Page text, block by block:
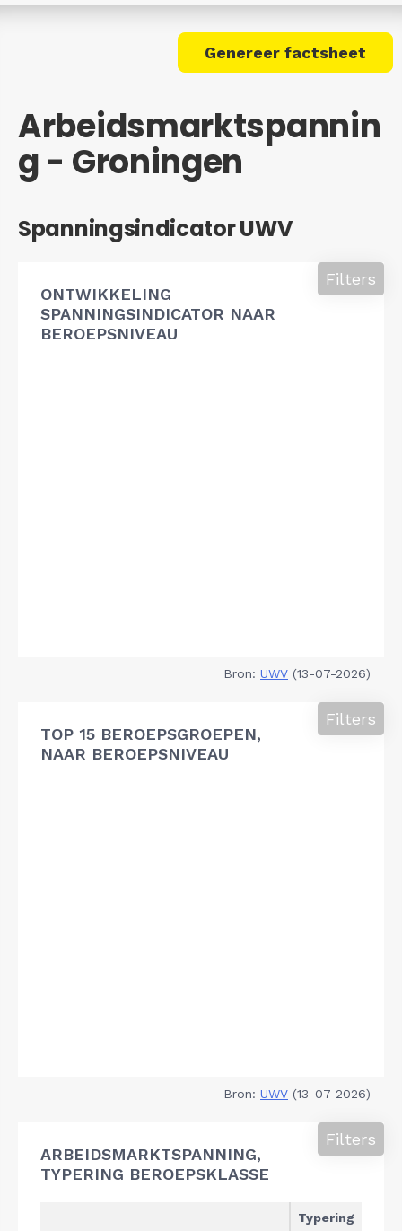
Genereer factsheet
Arbeidsmarktspannin
g - Groningen
Spanningsindicator UWV
ONTWIKKELING
SPANNINGSINDICATOR NAAR
BEROEPSNIVEAU
Filters
Bron: UWV (13-07-2026)
TOP 15 BEROEPSGROEPEN,
NAAR BEROEPSNIVEAU
Filters
Bron: UWV (13-07-2026)
ARBEIDSMARKTSPANNING,
TYPERING BEROEPSKLASSE
Filters